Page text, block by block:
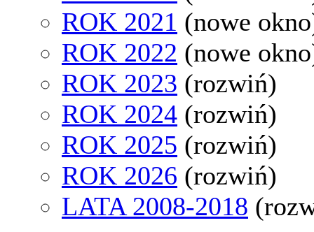
ROK 2021 (nowe
ROK 2022 (nowe
ROK 2023 (rozwiń)
ROK 2024 (rozwiń)
ROK 2025 (rozwiń)
ROK 2026 (rozwiń)
LATA 2008-2018